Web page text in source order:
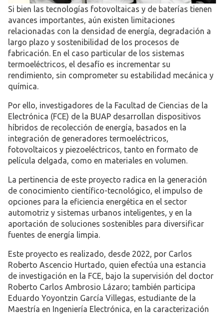
Si bien las tecnologías fotovoltaicas y de baterías tienen
avances importantes, aún existen limitaciones
relacionadas con la densidad de energía, degradación a
largo plazo y sostenibilidad de los procesos de
fabricación. En el caso particular de los sistemas
termoeléctricos, el desafío es incrementar su
rendimiento, sin comprometer su estabilidad mecánica y
química.
Por ello, investigadores de la Facultad de Ciencias de la
Electrónica (FCE) de la BUAP desarrollan dispositivos
híbridos de recolección de energía, basados en la
integración de generadores termoeléctricos,
fotovoltaicos y piezoeléctricos, tanto en formato de
película delgada, como en materiales en volumen.
La pertinencia de este proyecto radica en la generación
de conocimiento científico-tecnológico, el impulso de
opciones para la eficiencia energética en el sector
automotriz y sistemas urbanos inteligentes, y en la
aportación de soluciones sostenibles para diversificar
fuentes de energía limpia.
Este proyecto es realizado, desde 2022, por Carlos
Roberto Ascencio Hurtado, quien efectúa una estancia
de investigación en la FCE, bajo la supervisión del doctor
Roberto Carlos Ambrosio Lázaro; también participa
Eduardo Yoyontzin García Villegas, estudiante de la
Maestría en Ingeniería Electrónica, en la caracterización